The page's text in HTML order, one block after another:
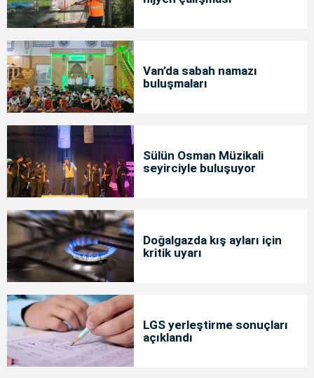
Van’da sabah namazı
buluşmaları
Sülün Osman Müzikali
seyirciyle buluşuyor
Doğalgazda kış ayları için
kritik uyarı
LGS yerleştirme sonuçları
açıklandı